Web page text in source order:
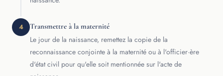
4 Transmettre à la maternité
Le jour de la naissance, remettez la copie de la
reconnaissance conjointe à la maternité ou à l'officier·ère
d'état civil pour qu'elle soit mentionnée sur l'acte de